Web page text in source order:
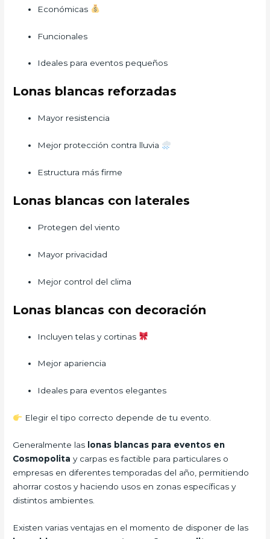
Económicas
Funcionales
Ideales para eventos pequeños
Lonas blancas reforzadas
Mayor resistencia
Mejor protección contra lluvia
Estructura más firme
Lonas blancas con laterales
Protegen del viento
Mayor privacidad
Mejor control del clima
Lonas blancas con decoración
Incluyen telas y cortinas
Mejor apariencia
Ideales para eventos elegantes
Elegir el tipo correcto depende de tu evento.
Generalmente las lonas blancas para eventos en
Cosmopolita y carpas es factible para particulares o
empresas en diferentes temporadas del año, permitiendo
ahorrar costos y haciendo usos en zonas específicas y
distintos ambientes.
Existen varias ventajas en el momento de disponer de las